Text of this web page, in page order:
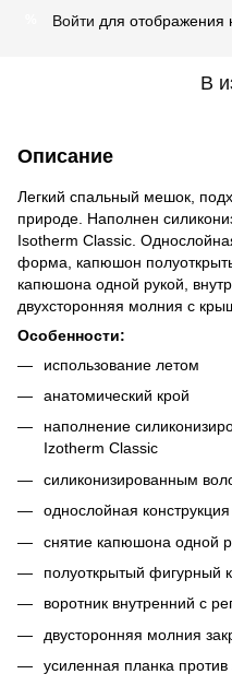
Войти для отображения
В
Описание
Легкий спальный мешок,
природе. Наполнен
Isotherm Classic.
форма, капюшон
капюшона одной рукой,
двухсторонняя молния с
Особенности:
использование летом
анатомический крой
наполнение
Izotherm Classic
силиконизированным
однослойная конструкция
снятие капюшона одной
полуоткрытый фигурный
воротник внутренний с
двусторонняя молния
усиленная планка